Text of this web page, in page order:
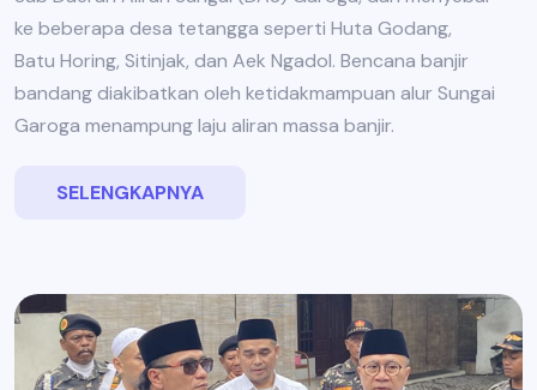
ke beberapa desa tetangga seperti Huta Godang,
Batu Horing, Sitinjak, dan Aek Ngadol. Bencana banjir
bandang diakibatkan oleh ketidakmampuan alur Sungai
Garoga menampung laju aliran massa banjir.
SELENGKAPNYA